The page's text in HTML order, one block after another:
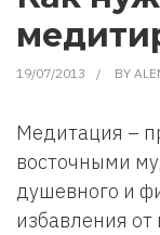
19/07/2013 BY
Медитация –
восточными
душевного и
избавления